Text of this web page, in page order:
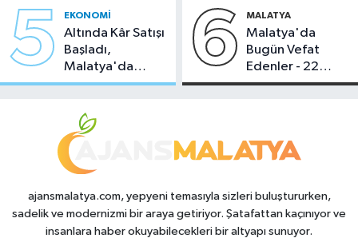
5 EKONOMI
Altında Kâr Satışı
Başladı,
Malatya'da
Makas Ne
6 MALATYA
Malatya'da
Bugün Vefat
Edenler - 22
Temmuz 2026
ajansmalatya.com, yepyeni temasıyla sizleri buluştururken,
sadelik ve modernizmi bir araya getiriyor. Şatafattan kaçınıyor ve
insanlara haber okuyabilecekleri bir altyapı sunuyor.